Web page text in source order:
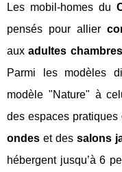
Les mobil-homes du
pensés pour allier
auxadultes chambres
Parmi les modèles
modèle "Nature" à
des espaces
ondes et des salons
hébergent jusqu’à 6